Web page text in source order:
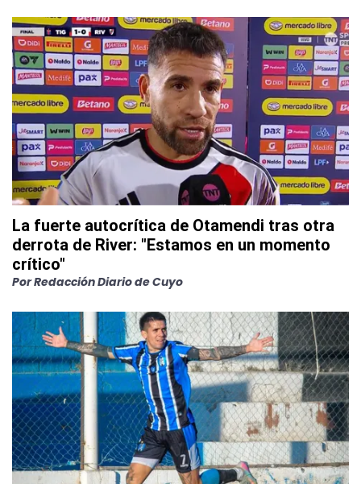
La fuerte autocrítica de Otamendi tras otra
derrota de River: "Estamos en un momento
crítico"
PorRedacción Diario de Cuyo